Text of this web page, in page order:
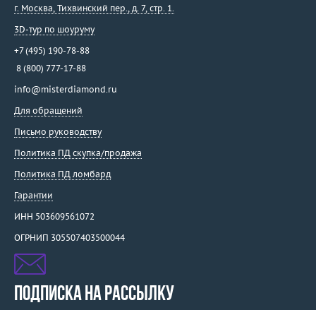
г. Москва, Тихвинский пер., д. 7, стр. 1.
3D-тур по шоуруму
+7 (495) 190-78-88
8 (800) 777-17-88
info@misterdiamond.ru
Для обращений
Письмо руководству
Политика ПД скупка/продажа
Политика ПД ломбард
Гарантии
ИНН 503609561072
ОГРНИП 305507403500044
ПОДПИСКА НА РАССЫЛКУ